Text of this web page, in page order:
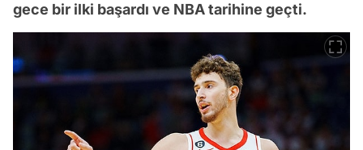
gece bir ilki başardı ve NBA tarihine geçti.